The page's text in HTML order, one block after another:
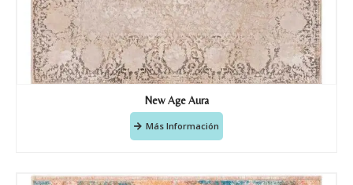
New Age Aura
Más Información